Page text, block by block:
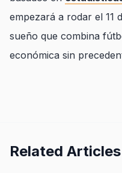
empezará a rodar el 11
sueño que combina
económica sin
Related Articles